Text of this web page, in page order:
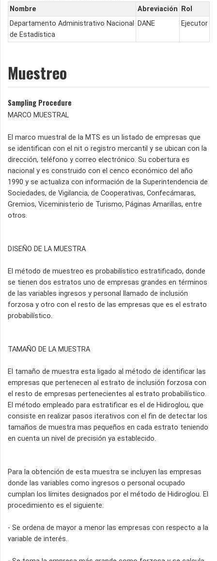
Nombre Abreviación
Rol
Departamento Administrativo Nacional
de Estadística
DANE Ejecutor
Muestreo
Sampling Procedure
MARCO MUESTRAL
El marco muestral de la MTS es un listado de empresas que
se identifican con el nit o registro mercantil y se ubican con la
dirección, teléfono y correo electrónico. Su cobertura es
nacional y es construido con el cenco económico del año
1990 y se actualiza con información de la Superintendencia de
Sociedades, de Vigilancia, de Cooperativas, Confecámaras,
Gremios, Viceministerio de Turismo, Páginas Amarillas, entre
otros.
DISEÑO DE LA MUESTRA
El método de muestreo es probabilístico estratificado, donde
se tienen dos estratos uno de empresas grandes en términos
de las variables ingresos y personal llamado de inclusión
forzosa y otro con el resto de las empresas que es el estrato
probabilístico.
TAMAÑO DE LA MUESTRA
El tamaño de muestra esta ligado al método de identificar las
empresas que pertenecen al estrato de inclusión forzosa con
el resto de empresas pertenecientes al estrato probabilístico.
El método empleado para estratificar es el de Hidiroglou, que
consiste en realizar pasos iterativos con el fin de detectar los
tamaños de muestra mas pequeños en cada estrato teniendo
en cuenta un nivel de precisión ya establecido.
Para la obtención de esta muestra se incluyen las empresas
donde las variables como ingresos o personal ocupado
cumplan los límites designados por el método de Hidiroglou. El
procedimiento es el siguiente:
- Se ordena de mayor a menor las empresas con respecto a la
variable de interés.